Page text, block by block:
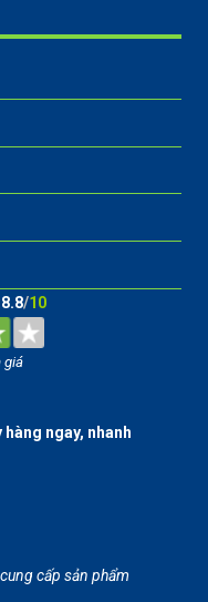
8.8/10
giá
ngay, nhanh
cấp sản phẩm